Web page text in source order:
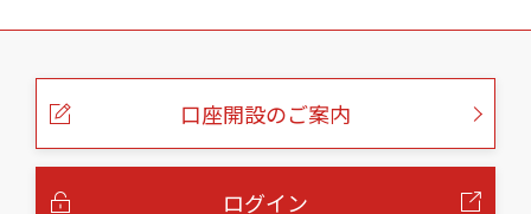
こ
口座開設のご案内
ログイン